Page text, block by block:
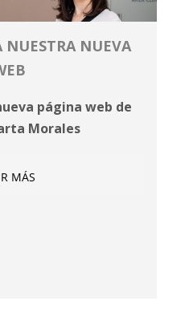
NUESTRA NUEVA
página web de
Morales
MÁS